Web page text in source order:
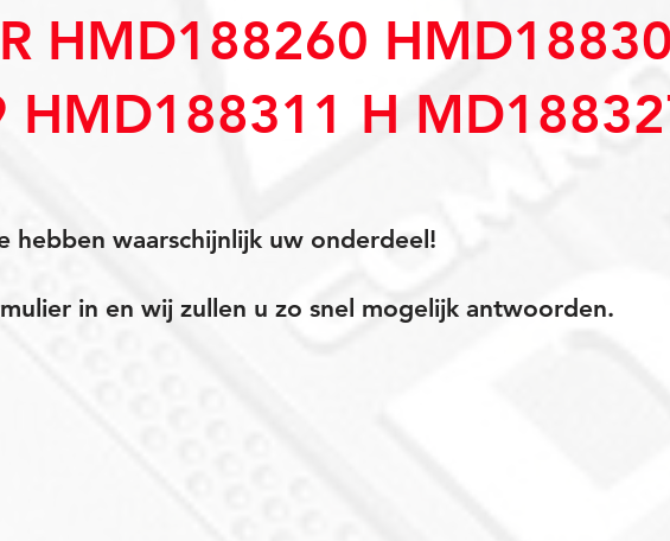
HMD188260
HMD188311 H
hebben waarschijnlijk uw onderdeel!
in en wij zullen u zo snel mogelijk antwoorden.